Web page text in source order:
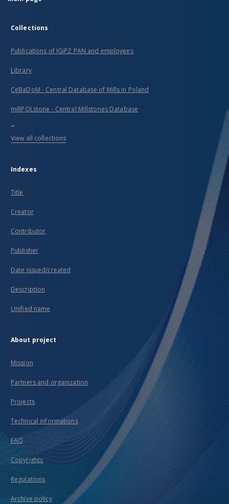
Collections
Publications of IGiPZ PAN and employees
Library
CeBaDoM - Central Database of Mills in Poland
millPOLstone - Central Millstones Database
...
View all collections
Indexes
Title
Creator
Contributor
Publisher
Date issued/created
Description
Unified name
About project
Mission
Partners and organization
Projects
Technical informations
FAQ
Copyrights
Regulations
Archive policy